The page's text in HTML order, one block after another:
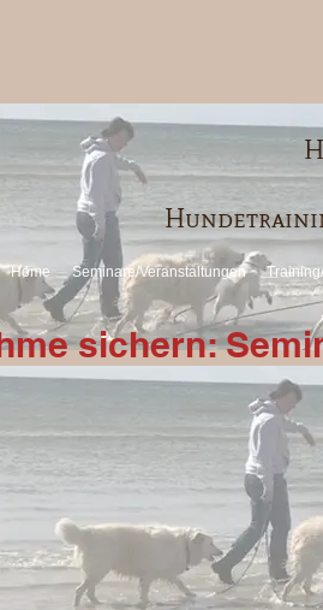
Home Seminare/Veranstaltungen
sichern: